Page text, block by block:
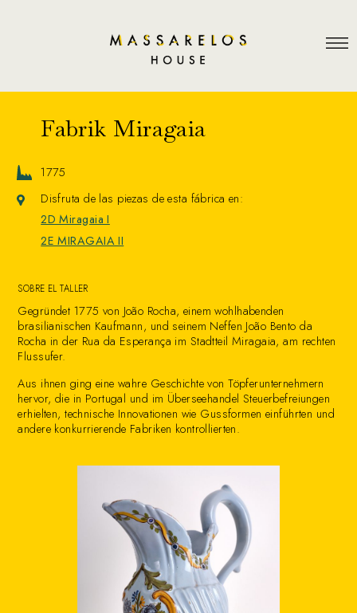
Fabrik Miragaia
1775
Disfruta de las piezas de esta fábrica en:
2D Miragaia I
2E MIRAGAIA II
SOBRE EL TALLER
Gegründet 1775 von João Rocha, einem wohlhabenden
brasilianischen Kaufmann, und seinem Neffen João Bento da
Rocha in der Rua da Esperança im Stadtteil Miragaia, am rechten
Flussufer.
Aus ihnen ging eine wahre Geschichte von Töpferunternehmern
hervor, die in Portugal und im Überseehandel Steuerbefreiungen
erhielten, technische Innovationen wie Gussformen einführten und
andere konkurrierende Fabriken kontrollierten.